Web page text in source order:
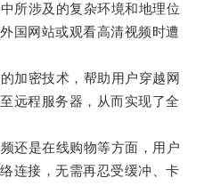
涉及的复杂环境和地理位
国网站或观看高清视频时遭
密技术，帮助用户穿越网
远程服务器，从而实现了全
是在线购物等方面，用户
连接，无需再忍受缓冲、卡